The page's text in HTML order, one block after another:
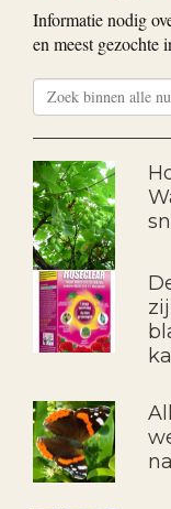
Informatie nodig
en meest gezochte